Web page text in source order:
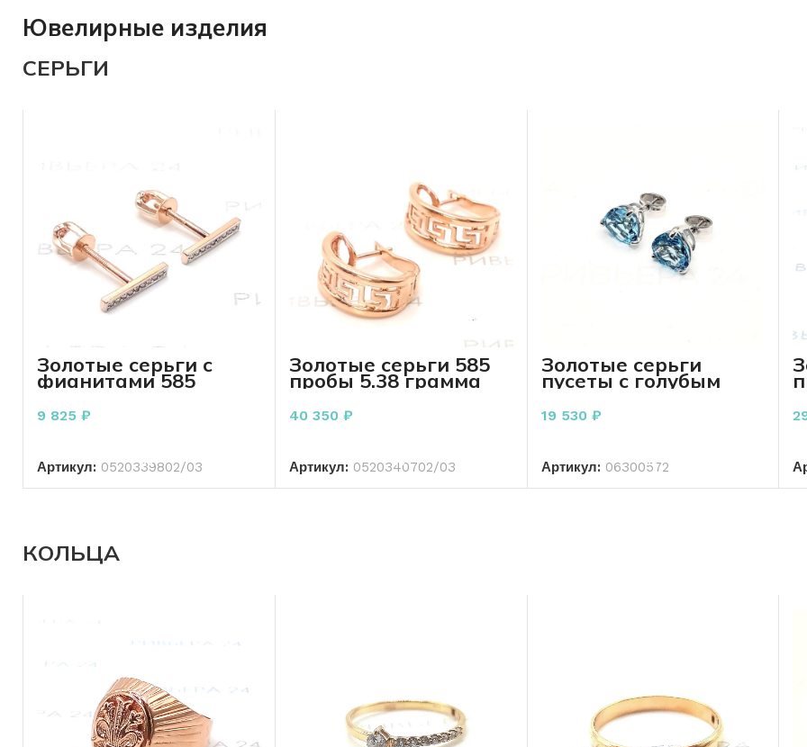
онлайн!
Ювелирные изделия
СЕРЬГИ
Золотые серьги с
фианитами 585
пробы 1.31 грамма
9 825 ₽
Артикул: 0520339802/03
Золотые серьги 585
пробы 5.38 грамма
40 350 ₽
Артикул: 0520340702/03
Золотые серьги
пусеты с голубым
топазом 585 пробы
2.79 грамм
19 530 ₽
Артикул: 06300572
КОЛЬЦА